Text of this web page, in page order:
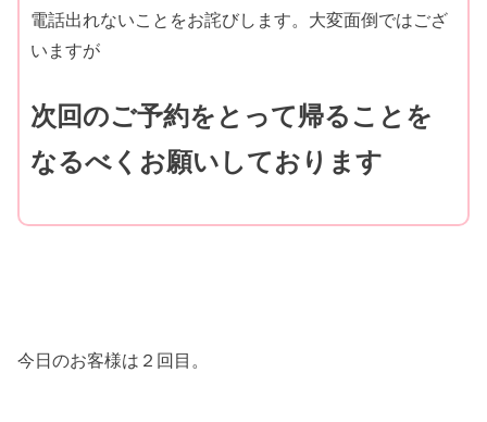
電話出れないことをお詫びします。大変面倒ではござ
いますが
次回のご予約をとって帰ることを
なるべくお願いしております
今日のお客様は２回目。